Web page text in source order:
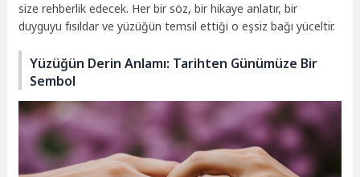
size rehberlik edecek. Her bir söz, bir hikaye anlatır, bir
duyguyu fısıldar ve yüzüğün temsil ettiği o eşsiz bağı yüceltir.
Yüzüğün Derin Anlamı: Tarihten Günümüze Bir
Sembol